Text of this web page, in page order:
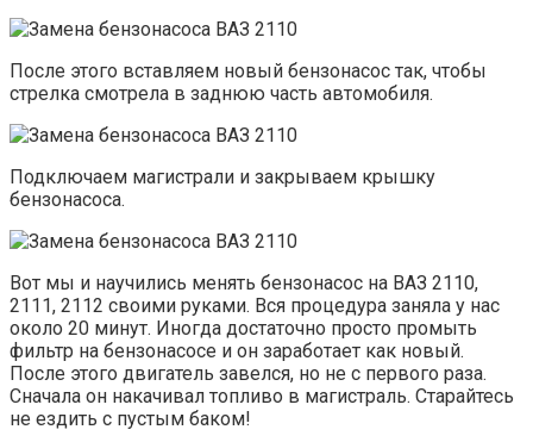
После этого вставляем новый бензонасос так, чтобы
стрелка смотрела в заднюю часть автомобиля.
Подключаем магистрали и закрываем крышку
бензонасоса.
Вот мы и научились менять бензонасос на ВАЗ 2110,
2111, 2112 своими руками. Вся процедура заняла у нас
около 20 минут. Иногда достаточно просто промыть
фильтр на бензонасосе и он заработает как новый.
После этого двигатель завелся, но не с первого раза.
Сначала он накачивал топливо в магистраль. Старайтесь
не ездить с пустым баком!